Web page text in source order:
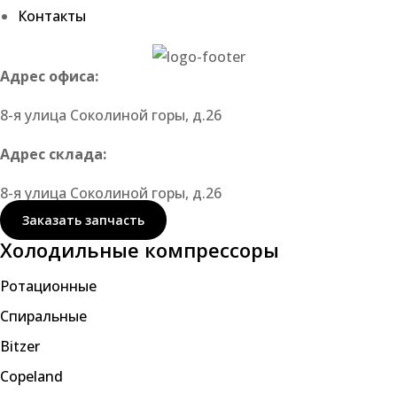
Контакты
Адрес офиса:
8-я улица Соколиной горы, д.26
Адрес склада:
8-я улица Соколиной горы, д.26
Заказать запчасть
Холодильные компрессоры
Ротационные
Спиральные
Bitzer
Copeland